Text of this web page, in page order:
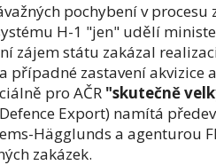
pochybení v procesu
H-1 "jen" udělí
zájem státu zakázal
případné zastavení akvizice
pro AČR "skutečně
Export) namítá
Hägglunds a agenturou
zakázek.